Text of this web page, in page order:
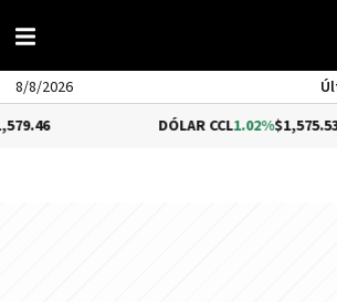
8/8/2026
1.02%$1,575.53